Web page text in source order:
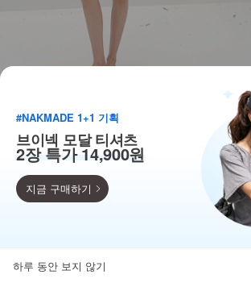
득템찬스
#NAKMADE 1+1 기획
브이넥 모달 티셔츠
2장 특가 14,900원
지금 구매하기
하루 동안 보지 않기
뒤로가기 카테고리